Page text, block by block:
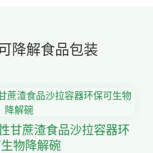
降解食品包装
甘蔗渣食品沙拉容器环
物降解碗